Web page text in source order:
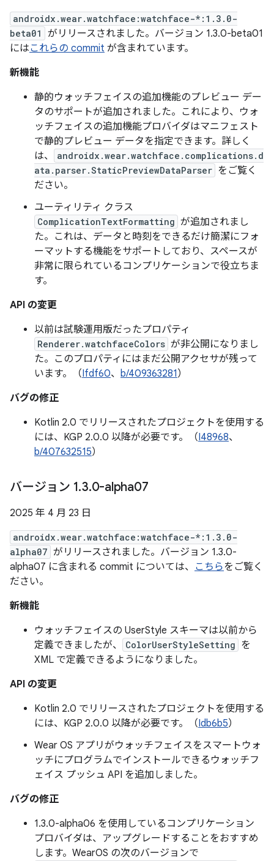
androidx.wear.watchface:watchface-*:1.3.0-
beta01
がリリースされました。バージョン 1.3.0-beta01
にはこれらの commit が含まれています。
新機能
静的ウォッチフェイスの追加機能のプレビュー デー
タのサポートが追加されました。これにより、ウォ
ッチフェイスの追加機能プロバイダはマニフェスト
で静的プレビュー データを指定できます。詳しく
は、
androidx.wear.watchface.complications.d
ata.parser.StaticPreviewDataParser をご覧く
ださい。
ユーティリティ クラス
ComplicationTextFormatting が追加されまし
た。これは、データと時刻をできるだけ簡潔にフォ
ーマットする機能をサポートしており、スペースが
非常に限られているコンプリケーションで役立ちま
す。
API の変更
以前は試験運用版だったプロパティ
Renderer.watchfaceColors が非公開になりまし
た。このプロパティにはまだ公開アクセサが残って
います。（Ifdf60、 b/409363281）
バグの修正
Kotlin 2.0 でリリースされたプロジェクトを使用する
には、KGP 2.0.0 以降が必要です。（I48968、
b/407632515）
バージョン 1.3.0-alpha07
2025 年 4 月 23 日
androidx.wear.watchface:watchface-*:1.3.0-
alpha07 がリリースされました。バージョン 1.3.0-
alpha07 に含まれる commit については、 こちらをご覧く
ださい。
新機能
ウォッチフェイスの UserStyle スキーマは以前から
定義できましたが、
ColorUserStyleSetting を
XML で定義できるようになりました。
API の変更
Kotlin 2.0 でリリースされたプロジェクトを使用する
には、KGP 2.0.0 以降が必要です。（Idb6b5）
Wear OS アプリがウォッチフェイスをスマートウォ
ッチにプログラムでインストールできるウォッチフ
ェイス プッシュ API を追加しました。
バグの修正
1.3.0-alpha06 を使用しているコンプリケーション
プロバイダは、アップグレードすることをおすすめ
します。WearOS の次のバージョンで